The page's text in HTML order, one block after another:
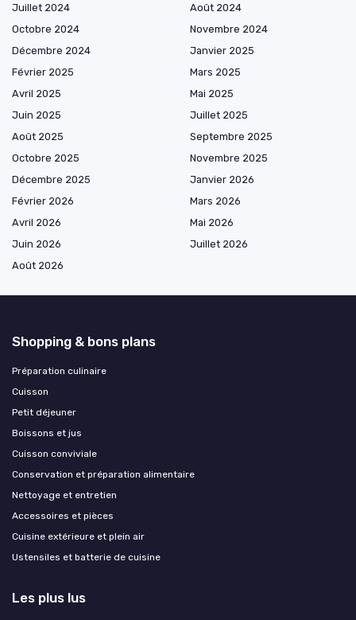
Juillet 2024
Août 2024
Octobre 2024
Novembre 2024
Décembre 2024
Janvier 2025
Février 2025
Mars 2025
Avril 2025
Mai 2025
Juin 2025
Juillet 2025
Août 2025
Septembre 2025
Octobre 2025
Novembre 2025
Décembre 2025
Janvier 2026
Février 2026
Mars 2026
Avril 2026
Mai 2026
Juin 2026
Juillet 2026
Août 2026
Shopping & bons plans
Préparation culinaire
Cuisson
Petit déjeuner
Boissons et jus
Cuisson conviviale
Conservation et préparation alimentaire
Nettoyage et entretien
Accessoires et pièces
Cuisine extérieure et plein air
Ustensiles et batterie de cuisine
Les plus lus